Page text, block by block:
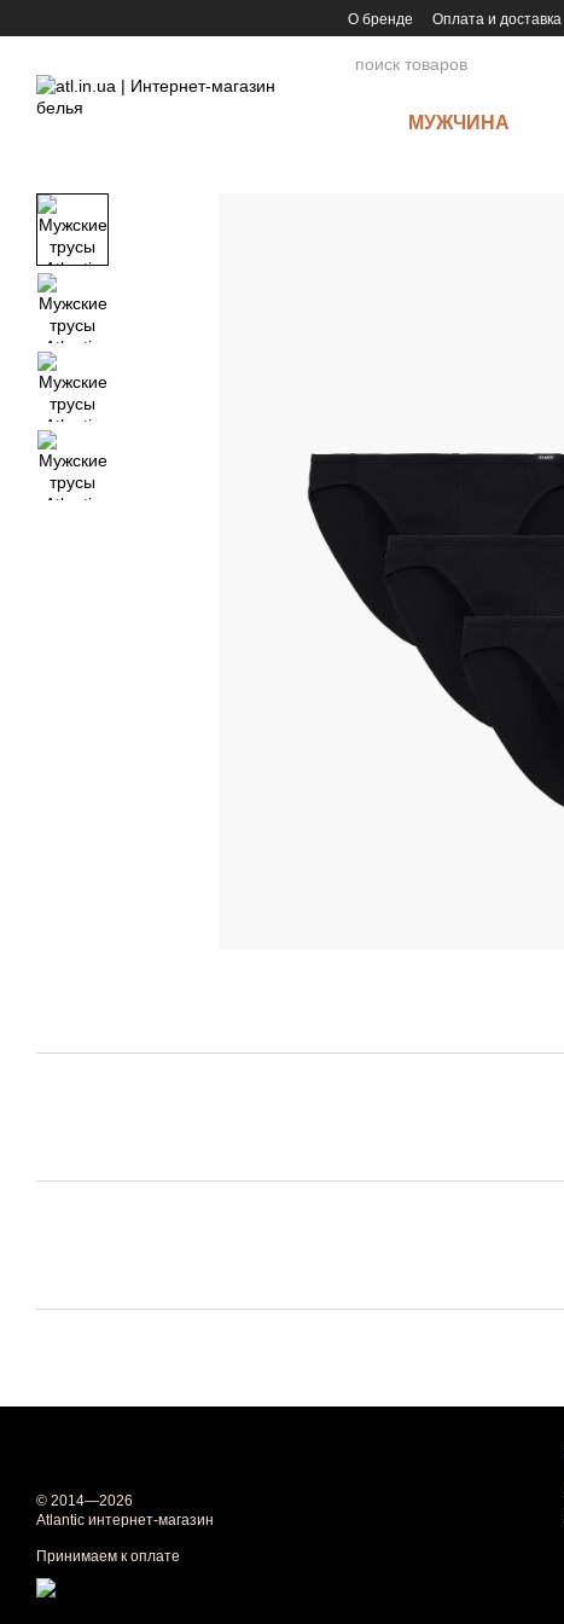
О бренде Оплата и доставка
МУЖЧИНА
© 2014—2026
Atlantic интернет-магазин
Принимаем к оплате